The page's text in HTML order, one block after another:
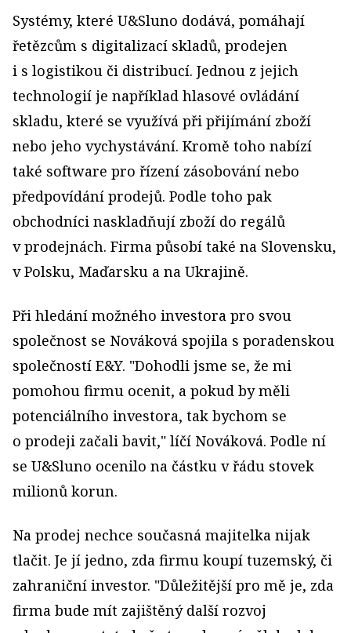
Systémy, které U&Sluno dodává, pomáhají
řetězcům s digitalizací skladů, prodejen
i s logistikou či distribucí. Jednou z jejich
technologií je například hlasové ovládání
skladu, které se využívá při přijímání zboží
nebo jeho vychystávání. Kromě toho nabízí
také software pro řízení zásobování nebo
předpovídání prodejů. Podle toho pak
obchodníci naskladňují zboží do regálů
v prodejnách. Firma působí také na Slovensku,
v Polsku, Maďarsku a na Ukrajině.
Při hledání možného investora pro svou
společnost se Nováková spojila s poradenskou
společností E&Y. "Dohodli jsme se, že mi
pomohou firmu ocenit, a pokud by měli
potenciálního investora, tak bychom se
o prodeji začali bavit," líčí Nováková. Podle ní
se U&Sluno ocenilo na částku v řádu stovek
milionů korun.
Na prodej nechce současná majitelka nijak
tlačit. Je jí jedno, zda firmu koupí tuzemský, či
zahraniční investor. "Důležitější pro mě je, zda
firma bude mít zajištěný další rozvoj